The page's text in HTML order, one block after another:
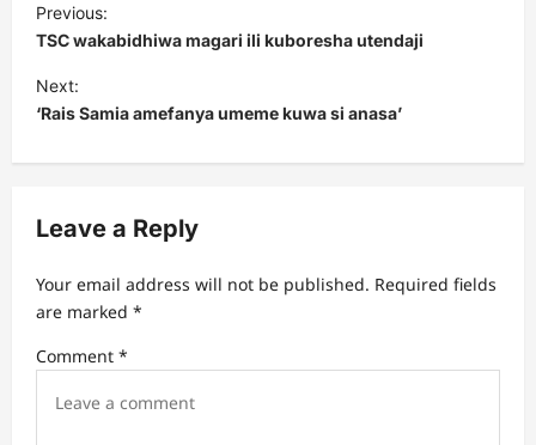
o
s
t
v
g
t
Previous:
TSC wakabidhiwa magari ili kuboresha utendaji
Next:
‘Rais Samia amefanya umeme kuwa si anasa’
Leave a Reply
Your email address will not be published. Required fields
are marked *
Comment *